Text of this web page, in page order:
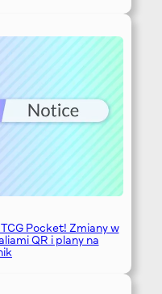
Pocket! Zmiany w
QR i plany na